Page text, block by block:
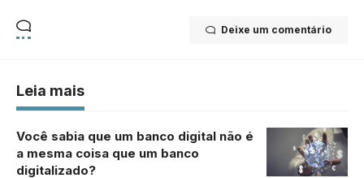
Deixe um comentário
Leia mais
Você sabia que um banco digital não é
a mesma coisa que um banco
digitalizado?